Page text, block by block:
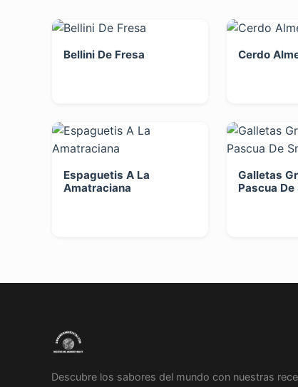
Bellini De Fresa
Cerdo
Espaguetis A La
Amatraciana
Galletas
Pascua De
Descubre los sabores del mundo con nuestras